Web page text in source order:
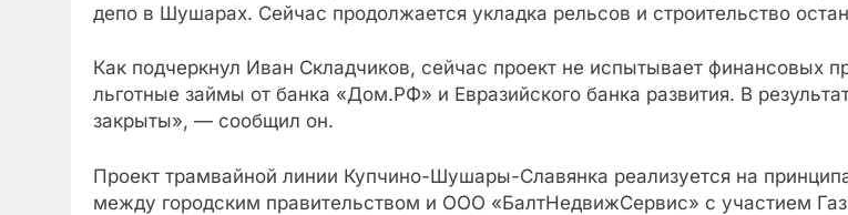
депо в Шушарах. Сейчас продолжается укладка рельсов и строительство
Как подчеркнул Иван Складчиков, сейчас проект не испытывает финансовых
льготные займы от банка «Дом.РФ» и Евразийского банка развития. В
закрыты», — сообщил он.
Проект трамвайной линии Купчино-Шушары-Славянка реализуется на
между городским правительством и ООО «БалтНедвижСервис» с участием